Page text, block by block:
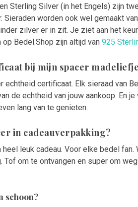
Sterling Silver (in het Engels) zijn
Sieraden worden ook wel gemaakt
zilver er in zit. Je ziet aan het
Bedel.Shop zijn altijd van 925
bij mijn spacer
echtheid certificaat. Elk sieraad van
de echtheid van jouw aankoop. En
lang van te genieten.
in cadeauverpakking?
leuk cadeau. Voor elke bedel fan.
om te ontvangen en super om
schoon?